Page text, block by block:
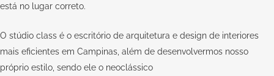
está no lugar correto.
O stúdio class é o escritório de arquitetura e design de interiores
mais eficientes em Campinas, além de desenvolvermos nosso
próprio estilo, sendo ele o neoclássico